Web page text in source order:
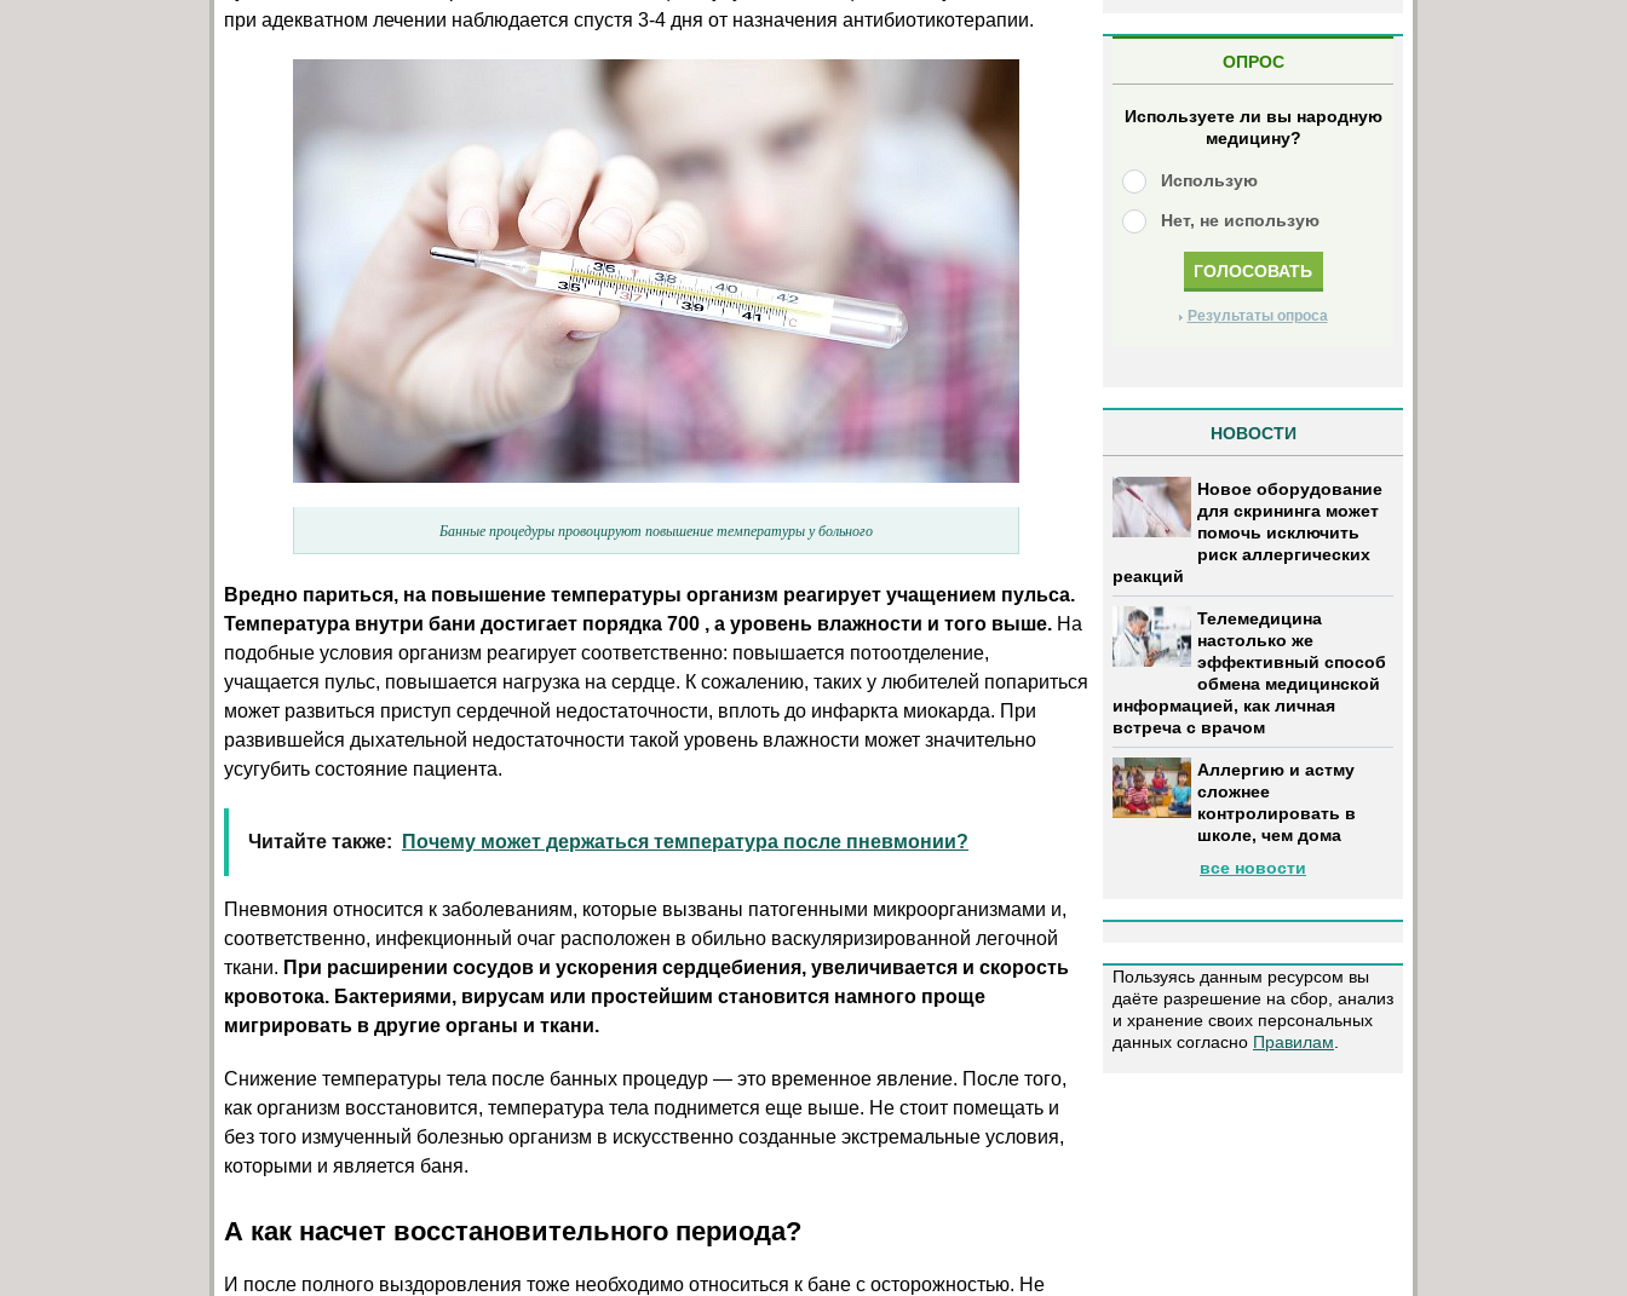
при адекватном лечении наблюдается спустя 3-4 дня от назначения антибиотикотерапии.
Банные процедуры провоцируют повышение температуры у больного
Вредно париться, на повышение температуры организм реагирует учащением пульса.
Температура внутри бани достигает порядка 700 , а уровень влажности и того выше. На
подобные условия организм реагирует соответственно: повышается потоотделение,
учащается пульс, повышается нагрузка на сердце. К сожалению, таких у любителей попариться
может развиться приступ сердечной недостаточности, вплоть до инфаркта миокарда. При
развившейся дыхательной недостаточности такой уровень влажности может значительно
усугубить состояние пациента.
Читайте также: Почему может держаться температура после пневмонии?
Пневмония относится к заболеваниям, которые вызваны патогенными микроорганизмами и,
соответственно, инфекционный очаг расположен в обильно васкуляризированной легочной
ткани. При расширении сосудов и ускорения сердцебиения, увеличивается и скорость
кровотока. Бактериями, вирусам или простейшим становится намного проще
мигрировать в другие органы и ткани.
Снижение температуры тела после банных процедур — это временное явление. После того,
как организм восстановится, температура тела поднимется еще выше. Не стоит помещать и
без того измученный болезнью организм в искусственно созданные экстремальные условия,
которыми и является баня.
А как насчет восстановительного периода?
И после полного выздоровления тоже необходимо относиться к бане с осторожностью. Не
ОПРОС
Используете ли вы народную
медицину?
Использую
Нет, не использую
Результаты опроса
НОВОСТИ
Новое оборудование
для скрининга может
помочь исключить
риск аллергических
реакций
Телемедицина
настолько же
эффективный способ
обмена медицинской
информацией, как личная
встреча с врачом
Аллергию и астму
сложнее
контролировать в
школе, чем дома
все новости
Пользуясь данным ресурсом вы
даёте разрешение на сбор, анализ
и хранение своих персональных
данных согласно Правилам